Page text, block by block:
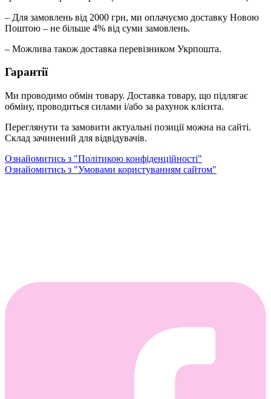
– Для замовлень від 2000 грн, ми оплачуємо доставку Новою
Поштою – не більше 4% від суми замовлень.
– Можлива також доставка перевізником Укрпошта.
Гарантії
Ми проводимо обмін товару. Доставка товару, що підлягає
обміну, проводиться силами і/або за рахунок клієнта.
Переглянути та замовити актуальні позиції можна на сайті.
Склад зачинений для відвідувачів.
Ознайомитись з "Політикою конфіденційності"
Ознайомитись з "Умовами користуванням сайтом"